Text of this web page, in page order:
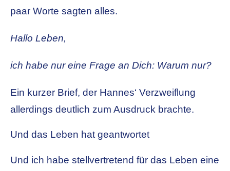
paar Worte sagten alles.
Hallo Leben,
ich habe nur eine Frage an Dich: Warum nur?
Ein kurzer Brief, der Hannes‘ Verzweiflung
allerdings deutlich zum Ausdruck brachte.
Und das Leben hat geantwortet
Und ich habe stellvertretend für das Leben eine